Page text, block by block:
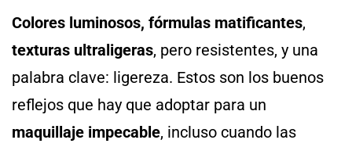
Colores luminosos, fórmulas matificantes,
texturas ultraligeras, pero resistentes, y una
palabra clave: ligereza. Estos son los buenos
reflejos que hay que adoptar para un
maquillaje impecable, incluso cuando las